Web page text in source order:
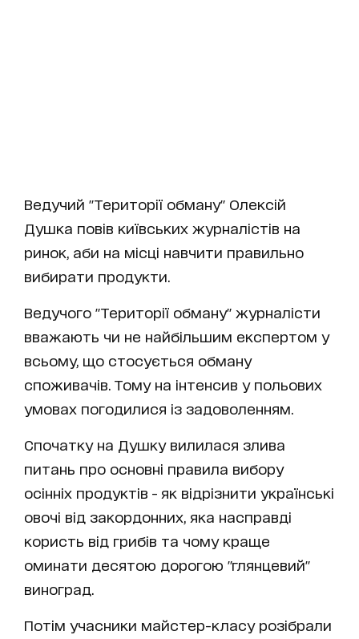
Ведучий "Території обману" Олексій
Душка повів київських журналістів на
ринок, аби на місці навчити правильно
вибирати продукти.
Ведучого "Території обману" журналісти
вважають чи не найбільшим експертом у
всьому, що стосується обману
споживачів. Тому на інтенсив у польових
умовах погодилися із задоволенням.
Спочатку на Душку вилилася злива
питань про основні правила вибору
осінніх продуктів - як відрізнити українські
овочі від закордонних, яка насправді
користь від грибів та чому краще
оминати десятою дорогою "глянцевий"
виноград.
Потім учасники майстер-класу розібрали